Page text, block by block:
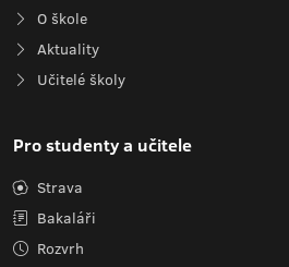
O škole
Aktuality
Učitelé školy
Pro studenty a učitele
Strava
Bakaláři
Rozvrh